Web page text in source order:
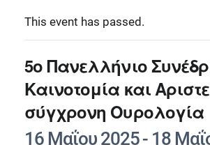
This event has passed.
5ο Πανελλήνιο
Καινοτομία και
σύγχρονη Ουρολογία
16 Μαΐου 2025- 18